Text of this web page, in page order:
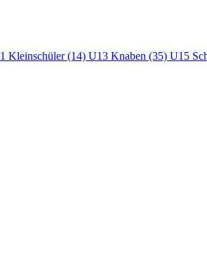
Kleinschüler (14) U13 Knaben (35) U15